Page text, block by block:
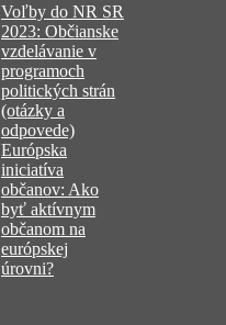
Voľby do NR SR
2023: Občianske
vzdelávanie v
programoch
politických strán
(otázky a
odpovede)
Európska
iniciatíva
občanov: Ako
byť aktívnym
občanom na
európskej
úrovni?